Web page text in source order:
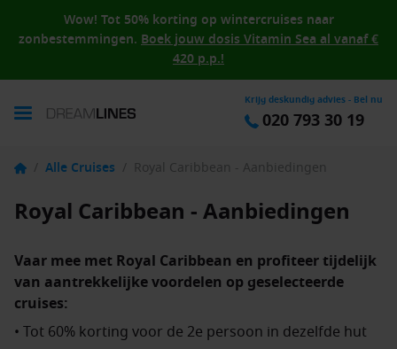
Wow! Tot 50% korting op wintercruises naar
zonbestemmingen. Boek jouw dosis Vitamin Sea al vanaf €
420 p.p.!
Krijg deskundig advies - Bel nu
020 793 30 19
/ Alle Cruises / Royal Caribbean - Aanbiedingen
Royal Caribbean - Aanbiedingen
Vaar mee met Royal Caribbean en profiteer tijdelijk
van aantrekkelijke voordelen op geselecteerde
cruises:
• Tot 60% korting voor de 2e persoon in dezelfde hut